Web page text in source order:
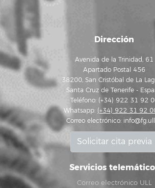
Dirección
Avenida de la Trinidad, 61
Apartado Postal 456
38200, San Cristóbal de La
Santa Cruz de Tenerife -
Teléfono: (+34) 922 31 92
Whatsapp: (+34) 922 31 92
Correo electrónico:
Solicitar cita previa
Servicios
Correo electrónico ULL